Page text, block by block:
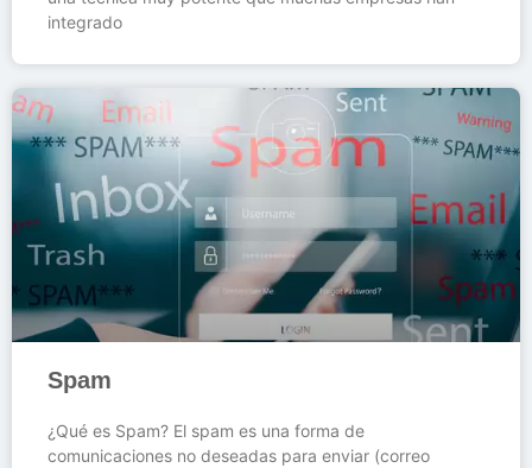
integrado
Spam
¿Qué es Spam? El spam es una forma de
comunicaciones no deseadas para enviar (correo